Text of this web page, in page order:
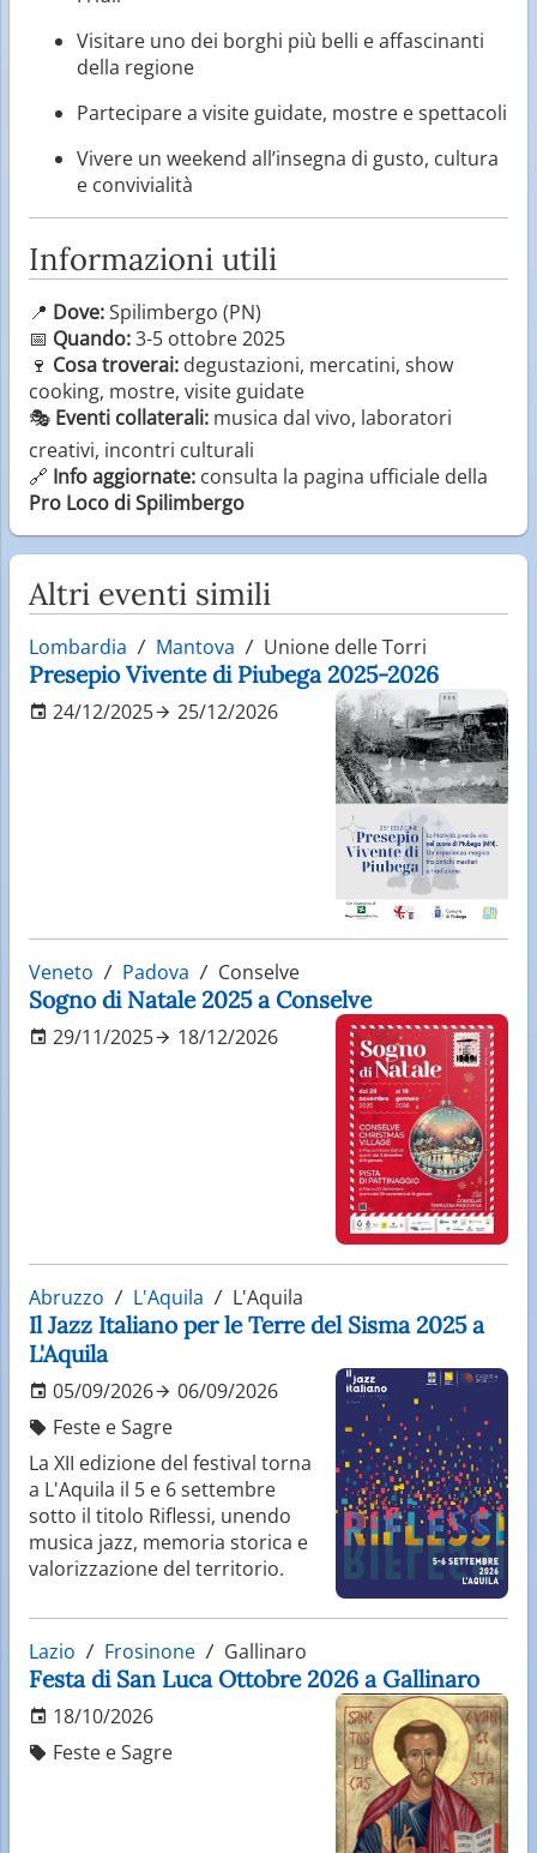
Visitare uno dei borghi più belli e affascinanti
della regione
Partecipare a visite guidate, mostre e spettacoli
Vivere un weekend all’insegna di gusto, cultura
e convivialità
Informazioni utili
📍 Dove:Spilimbergo (PN)
📅 Quando:3-5 ottobre 2025
🍷 Cosa troverai: degustazioni, mercatini, show
cooking, mostre, visite guidate
🎭 Eventi collaterali: musica dal vivo, laboratori
creativi, incontri culturali
🔗 Info aggiornate: consulta la pagina ufficiale della
Pro Loco di Spilimbergo
Altri eventi simili
Lombardia Mantova Unione delle Torri
Presepio Vivente di Piubega 2025-2026
24/12/2025 25/12/2026
Veneto Padova Conselve
Sogno di Natale 2025 a Conselve
29/11/2025 18/12/2026
Abruzzo L'Aquila L'Aquila
Il Jazz Italiano per le Terre del Sisma 2025 a
L'Aquila
05/09/2026
06/09/2026
Feste e Sagre
La XII edizione del festival torna
a L'Aquila il 5 e 6 settembre
sotto il titolo Riflessi, unendo
musica jazz, memoria storica e
valorizzazione del territorio.
Lazio Frosinone Gallinaro
Festa di San Luca Ottobre 2026 a Gallinaro
18/10/2026
Feste e Sagre